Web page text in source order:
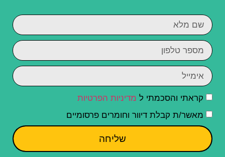
קראתי והסכמתי ל מדיניות הפרטיות
מאשר/ת קבלת דיוור וחומרים פרסומיים
שליחה